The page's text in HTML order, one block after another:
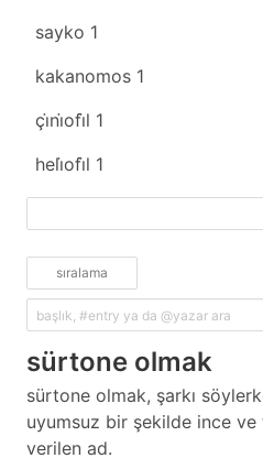
sayko 1
kakanomos 1
çi̇ni̇ofi̇l 1
heli̇ofi̇l 1
sıralama
sürtone olmak
sürtone olmak, şarkı
uyumsuz bir şekilde ince ve
verilen ad.